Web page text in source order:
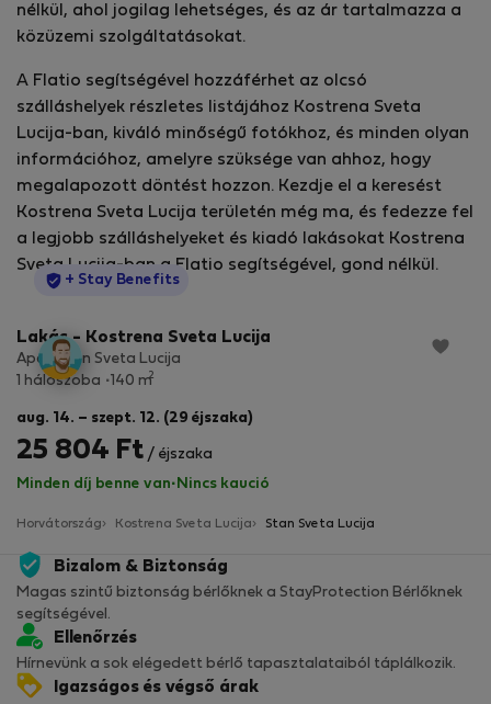
nélkül, ahol jogilag lehetséges, és az ár tartalmazza a
közüzemi szolgáltatásokat.
A Flatio segítségével hozzáférhet az olcsó
szálláshelyek részletes listájához Kostrena Sveta
Lucija-ban, kiváló minőségű fotókhoz, és minden olyan
információhoz, amelyre szüksége van ahhoz, hogy
megalapozott döntést hozzon. Kezdje el a keresést
Kostrena Sveta Lucija területén még ma, és fedezze fel
a legjobb szálláshelyeket és kiadó lakásokat Kostrena
Sveta Lucija-ban a Flatio segítségével, gond nélkül.
StayProtection
+ Stay Benefits
Lakás - Kostrena Sveta Lucija
Apartman Sveta Lucija
1 hálószoba
140 m2
aug. 14. – szept. 12. (29 éjszaka)
25 804 Ft / éjszaka
Minden díj benne van· Nincs kaució
Horvátország Kostrena Sveta Lucija Stan Sveta Lucija
Bizalom & Biztonság
Magas szintű biztonság bérlőknek a StayProtection Bérlőknek
segítségével.
Ellenőrzés
Hírnevünk a sok elégedett bérlő tapasztalataiból táplálkozik.
Igazságos és végső árak